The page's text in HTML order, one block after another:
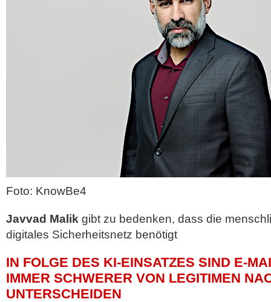
Foto: KnowBe4
Javvad Malik gibt zu bedenken, dass die
digitales Sicherheitsnetz benötigt
IN FOLGE DES KI-EINSATZES SIND E-
IMMER SCHWERER VON LEGITIMEN
UNTERSCHEIDEN